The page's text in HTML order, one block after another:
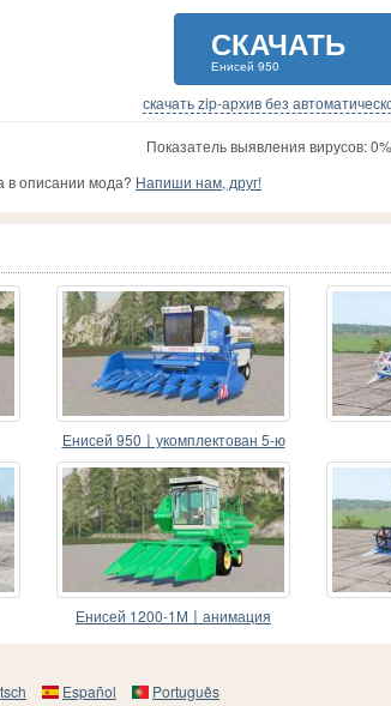
СКАЧАТЬ
Енисей 950
скачать zip-архив без
Показатель выявления вирусов:0%
в описании мода? Напиши нам, друг!
Енисей 950〡укомплектован 5-ю
жатками
Енисей 1200-1М〡анимация
Español Português